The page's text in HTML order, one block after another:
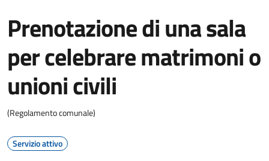
Prenotazione di una sala
per celebrare matrimoni o
unioni civili
(Regolamento comunale)
Servizio attivo